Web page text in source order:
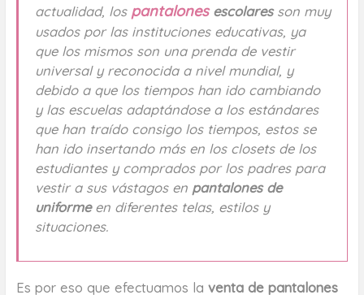
actualidad, los pantalonesescolaresson muy
usados por las instituciones educativas, ya
que los mismos son una prenda de vestir
universal y reconocida a nivel mundial, y
debido a que los tiempos han ido cambiando
y las escuelas adaptándose a los estándares
que han traído consigo los tiempos, estos se
han ido insertando más en los closets de los
estudiantes y comprados por los padres para
vestir a sus vástagos en pantalones de
uniformeen diferentes telas, estilos y
situaciones.
Es por eso que efectuamos la venta de pantalones